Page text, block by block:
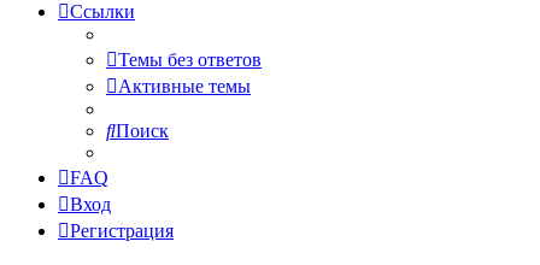
Ссылки
Темы без ответов
Активные темы
Поиск
FAQ
Вход
Регистрация